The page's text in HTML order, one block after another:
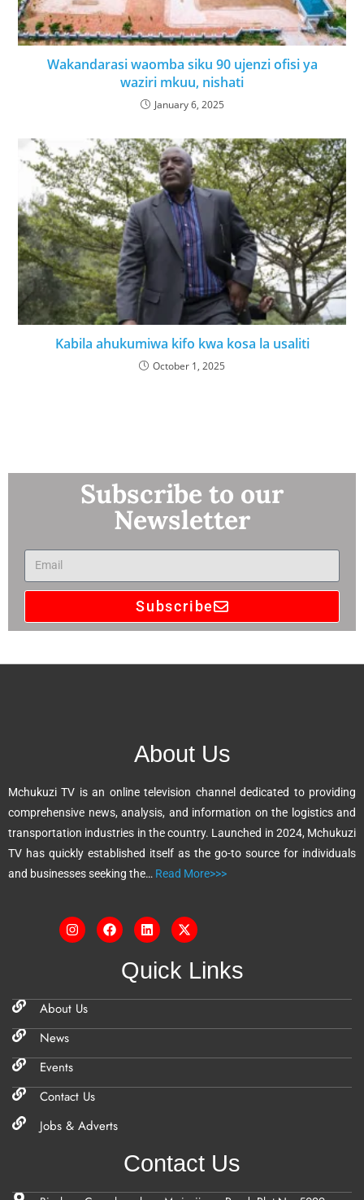
Wakandarasi waomba siku 90 ujenzi ofisi ya
waziri mkuu, nishati
January 6, 2025
Kabila ahukumiwa kifo kwa kosa la usaliti
October 1, 2025
Subscribe to our
Newsletter
Subscribe
A
i
v
e
:
About Us
Mchukuzi TV is an online television channel dedicated to providing
comprehensive news, analysis, and information on the logistics and
transportation industries in the country. Launched in 2024, Mchukuzi
TV has quickly established itself as the go-to source for individuals
and businesses seeking the… Read More>>>
Quick Links
About Us
News
Events
Contact Us
Jobs & Adverts
Contact Us